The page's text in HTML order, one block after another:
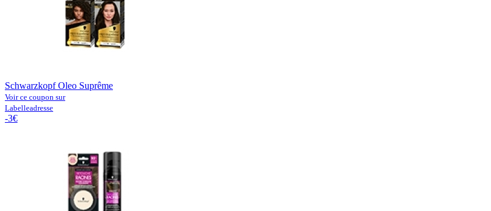
Schwarzkopf Oleo Suprême
Voir ce coupon sur
Labelleadresse
-3€